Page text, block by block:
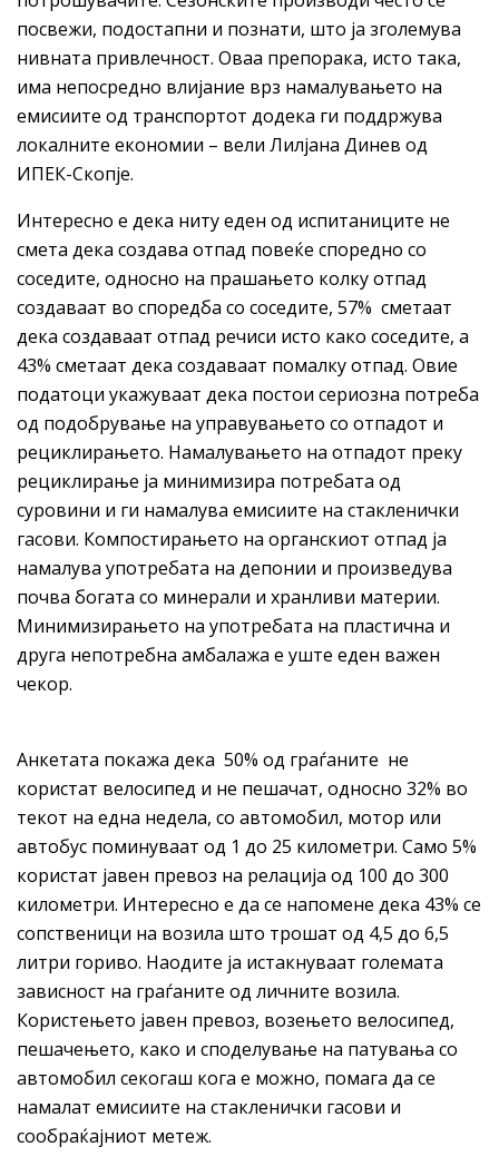
посвежи, подостапни и познати, што ја зголемува
нивната привлечност. Оваа препорака, исто така,
има непосредно влијание врз намалувањето на
емисиите од транспортот додека ги поддржува
локалните економии – вели Лилјана Динев од
ИПЕК-Скопје.
Интересно е дека ниту еден од испитаниците не
смета дека создава отпад повеќе споредно со
соседите, односно на прашањето колку отпад
создаваат во споредба со соседите, 57% сметаат
дека создаваат отпад речиси исто како соседите, а
43% сметаат дека создаваат помалку отпад. Овие
податоци укажуваат дека постои сериозна потреба
од подобрување на управувањето со отпадот и
рециклирањето. Намалувањето на отпадот преку
рециклирање ја минимизира потребата од
суровини и ги намалува емисиите на стакленички
гасови. Компостирањето на органскиот отпад ја
намалува употребата на депонии и произведува
почва богата со минерали и хранливи материи.
Минимизирањето на употребата на пластична и
друга непотребна амбалажа е уште еден важен
чекор.
Анкетата покажа дека 50% од граѓаните не
користат велосипед и не пешачат, односно 32% во
текот на една недела, со автомобил, мотор или
автобус поминуваат од 1 до 25 километри. Само 5%
користат јавен превоз на релација од 100 до 300
километри. Интересно е да се напомене дека 43% се
сопственици на возила што трошат од 4,5 до 6,5
литри гориво. Наодите ја истакнуваат големата
зависност на граѓаните од личните возила.
Користењето јавен превоз, возењето велосипед,
пешачењето, како и споделување на патувања со
автомобил секогаш кога е можно, помага да се
намалат емисиите на стакленички гасови и
сообраќајниот метеж.